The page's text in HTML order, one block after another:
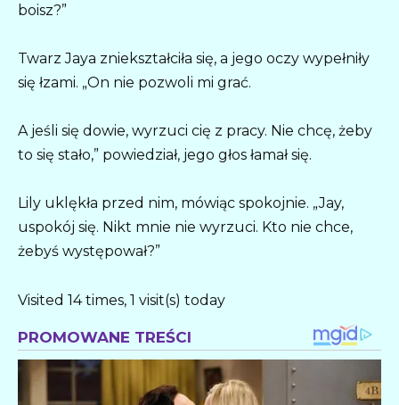
boisz?”
Twarz Jaya zniekształciła się, a jego oczy wypełniły
się łzami. „On nie pozwoli mi grać.
A jeśli się dowie, wyrzuci cię z pracy. Nie chcę, żeby
to się stało,” powiedział, jego głos łamał się.
Lily uklękła przed nim, mówiąc spokojnie. „Jay,
uspokój się. Nikt mnie nie wyrzuci. Kto nie chce,
żebyś występował?”
Visited 14 times, 1 visit(s) today